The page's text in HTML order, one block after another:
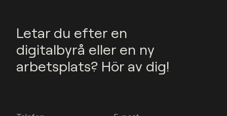
Letar du efter en
digitalbyrå eller en ny
arbetsplats? Hör av dig!